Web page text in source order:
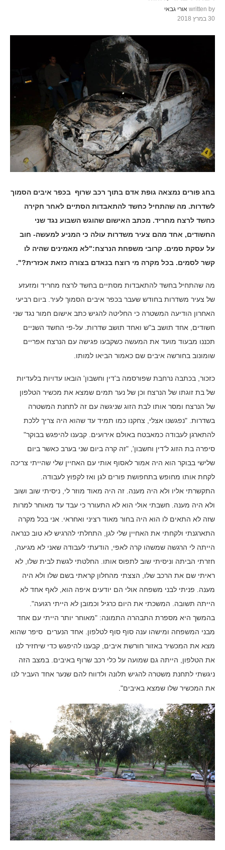
written by אורי גבאי
30 במרץ 2018
בחג פורים נמצאה גופת אדם בתוך רכב שרוף בכפר איבים הסמוך
לשדרות. מה שהתחיל כחשד להתאבדות הסתיים לאחר חקירה
כחשד לרצח מחריד. מכתב האישום שהוגש השבוע נגד שני
החשודים, אחד מהם צעיר משדרות עולה כי המניע למעשה- חוב
על עסקת סמים. קרובי משפחת הנרצח:"לא מאמינים שהיה לו
קשר לסמים. בכל מקרה מי רוצח בנאדם בצורה כזאת אכזרית?".
מה שהתחיל בחשד להתאבדות מסתיים בחשד לרצח מחריד ומזעזע
של צעיר משדרות בחודש שעבר בכפר איבים הסמוך לעיר. ביום רביעי
האחרון הודיעה המשטרה כי החליטה להגיש כתב אישום חמור נגד שני
חשודים, אחד תושב ב"ש ואחד תושב שדרות. על-פי החשד השניים
תכננו מבעוד מועד את המעשה כשקבעו פגישה עם הנרצח אפריים
שומונוב בחורשה איבים שם כאמור הביאו למותו.
כזכור, בכתבה נרחבת שפורסמה ב'דין וחשבון' הובאו עדויות בלעדיות
של בת זוגתו של הנרצח וכן של נער תמים שמצא את מכשיר הטלפון
של הנרצח ומסר אותו לבת הזוג שניגשה עם זה לתחנת המשטרה
בשדרות. "נפגשנו אצלי, צחקנו כמו תמיד עד שהוא היה צריך ללכת
להתארגן לעבודה כמאבטח באולם אירועים. קבענו להיפגש בבוקר"
סיפרה בת הזוג ל'דין וחשבון', "זה קרה ביום שני בערב כאשר ביום
שלישי בבוקר הוא היה אמור לאסוף אותי עם האחיין שלי שהייתי צריכה
לקחת אותו מחופש בתחפושת פורים לגן ואז לקפוץ לעבודה.
התקשרתי אליו ולא היה מענה. זה היה מאוד מוזר לי, ניסיתי שוב ושוב
ולא היה מענה. חשבתי אולי הוא לא התעורר כי עבד עד מאוחר למרות
שזה לא התאים לו הוא היה בחור מאוד רציני ואחראי. אני בכל מקרה
התארגנתי ולקחתי את האחיין שלי לגן, התחלתי להרגיש לא טוב כנראה
הייתה לי הרגשה שמשהו קרה לאפי, הודעתי לעבודה שאני לא מגיעה,
חזרתי הביתה וניסיתי שוב לתפוס אותו. החלטתי לגשת לבית שלו, לא
ראיתי שם את הרכב שלו, הצצתי מהחלון קראתי בשם שלו ולא היה
מענה. פניתי לבני משפחה אולי הם יודעים איפה הוא, לאף אחד לא
הייתה תשובה. המשכתי את היום כרגיל וכמובן לא הייתי רגועה".
בהמשך היא מספרת התבהרה התמונה: "מאוחר יותר הייתי עם אחד
מבני המשפחה ומישהו ענה סוף סוף לטלפון. אחד הנערים סיפר שהוא
מצא את המכשיר באזור חורשת איבים, קבענו להיפגש כדי שיחזיר לנו
את הטלפון, הייתה גם שמועה על כלי רכב שרוף באיבים. במצב הזה
ניגשתי לתחנת משטרה להגיש תלונה ולדווח להם שנער אחד העביר לנו
את המכשיר שלו שמצא באיבים".